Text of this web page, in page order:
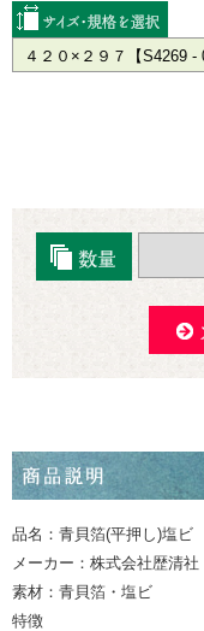
品名：青貝箔(平押し)塩ビ
メーカー：株式会社歴清社
素材：青貝箔・塩ビ
特徴